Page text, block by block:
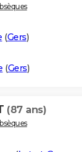
(Gers)
(Gers)
(87 ans)